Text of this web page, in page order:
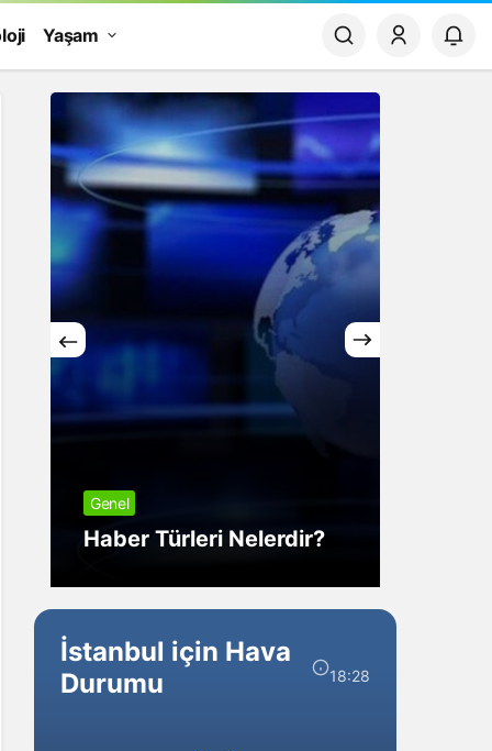
Yaşam
Genel
Haber Türleri Nelerdir?
İstanbul için Hava
Durumu
18:28